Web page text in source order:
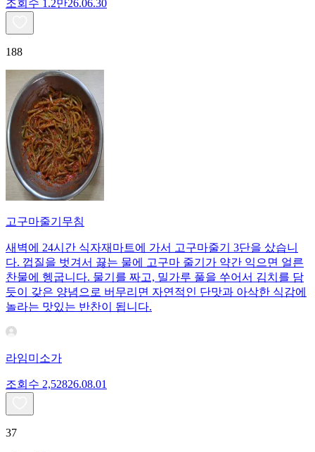
조회수 1.2만26.06.30
188
고구마줄기무침
새벽에 24시간 식자재마트에 가서 고구마줄기 3단을 샀습니
다. 껍질을 벗겨서 끓는 물에 고구마 줄기가 약간 익으면 얼른
찬물에 헹굽니다. 물기를 짜고, 밀가루 풀을 쑤어서 김치를 담
듯이 갖은 양념으로 버무리면 자연적인 단맛과 아삭한 식감에
놀라는 맛있는 반찬이 됩니다.
라임미소가
조회수 2,52826.08.01
37